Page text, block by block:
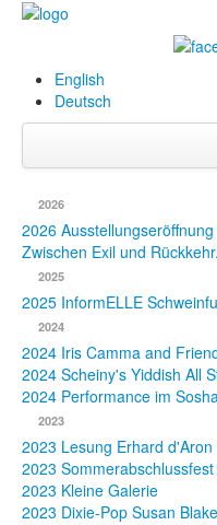
English
Deutsch
Biografie
& Projekte
Presse
2026
2026
Zwischen Exil und
2025
2025 InformELLE
2024
2024 Iris Camma and
2024 Scheiny's Yiddish All
2024 Performance im
2023
2023 Lesung Erhard d'Aron
2023
2023 Kleine Galerie
2023 Dixie-Pop Susan Blake